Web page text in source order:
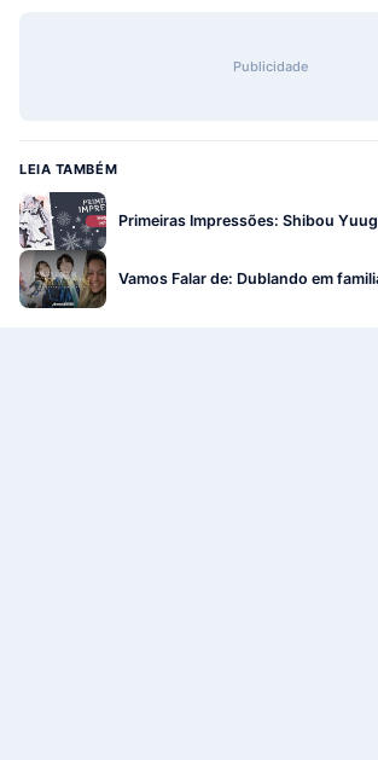
Publicidade
LEIA TAMBÉM
Primeiras Impressões: Shibou
Vamos Falar de: Dublando em